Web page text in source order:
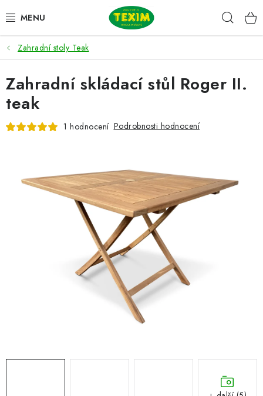
na
ZAHRADNÍ SESTAVY
ŽIDLE
STOLY
NOVINKY
Zahradní stoly Teak
Zahradní skládací stůl Roger II.
teak
1 hodnocení Podrobnosti hodnocení